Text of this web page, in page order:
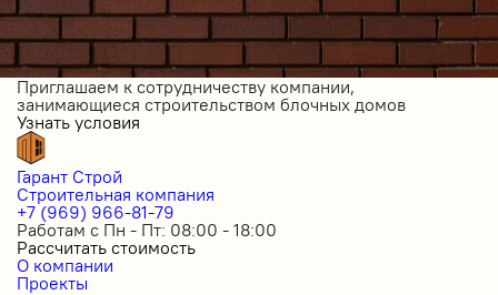
Приглашаем к сотрудничеству компании,
занимающиеся строительством блочных домов
Узнать условия
Гарант Строй
Строительная компания
+7 (969) 966-81-79
Работам с Пн - Пт: 08:00 - 18:00
Рассчитать стоимость
О компании
Проекты